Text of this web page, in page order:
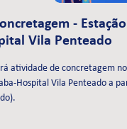
- Estação
Vila Penteado
atividade de concretagem
Hospital Vila Penteado a